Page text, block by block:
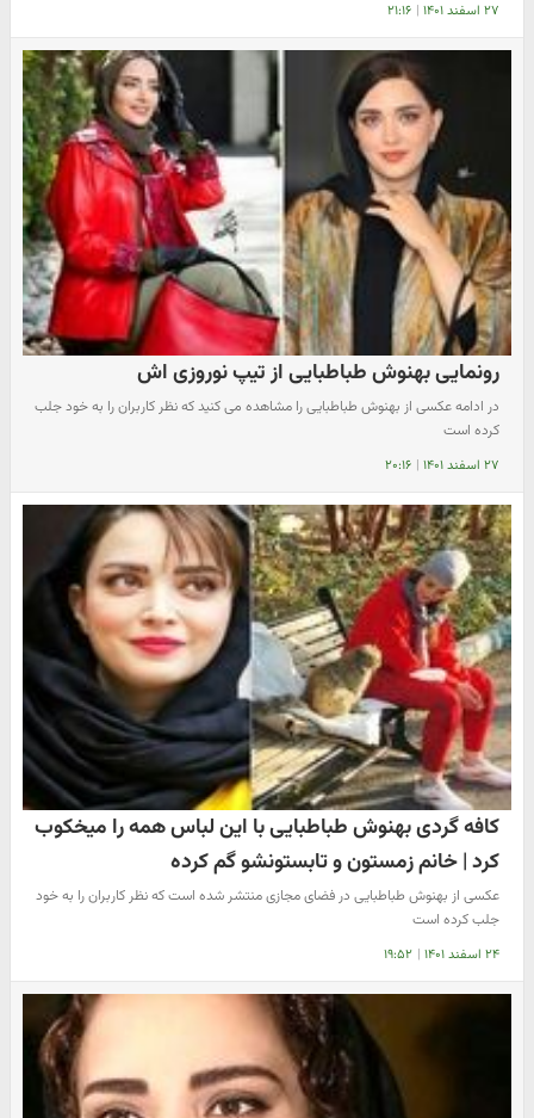
۲۷ اسفند ۱۴۰۱ | ۲۱:۱۶
رونمایی بهنوش طباطبایی از تیپ نوروزی اش
در ادامه عکسی از بهنوش طباطبایی را مشاهده می کنید که نظر کاربران را به خود جلب
کرده است
۲۷ اسفند ۱۴۰۱ | ۲۰:۱۶
کافه گردی بهنوش طباطبایی با این لباس همه را میخکوب
کرد | خانم زمستون و تابستونشو گم کرده
عکسی از بهنوش طباطبایی در فضای مجازی منتشر شده است که نظر کاربران را به خود
جلب کرده است
۲۴ اسفند ۱۴۰۱ | ۱۹:۵۲